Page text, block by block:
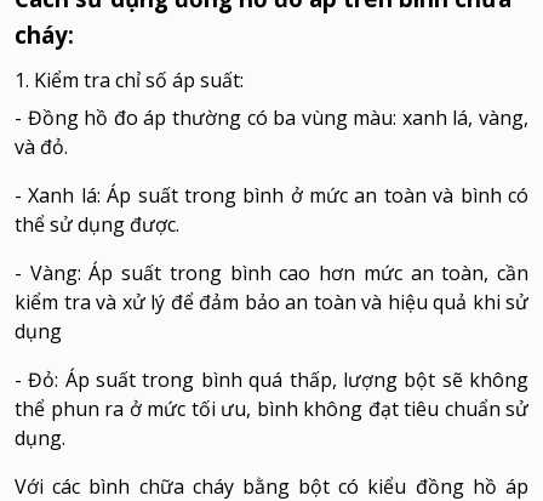
cháy:
1. Kiểm tra chỉ số áp suất:
- Đồng hồ đo áp thường có ba vùng màu: xanh lá, vàng,
và đỏ.
- Xanh lá: Áp suất trong bình ở mức an toàn và bình có
thể sử dụng được.
- Vàng: Áp suất trong bình cao hơn mức an toàn, cần
kiểm tra và xử lý để đảm bảo an toàn và hiệu quả khi sử
dụng
- Đỏ: Áp suất trong bình quá thấp, lượng bột sẽ không
thể phun ra ở mức tối ưu, bình không đạt tiêu chuẩn sử
dụng.
Với các bình chữa cháy bằng bột có kiểu đồng hồ áp